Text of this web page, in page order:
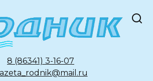
8 (86341) 3-16-07